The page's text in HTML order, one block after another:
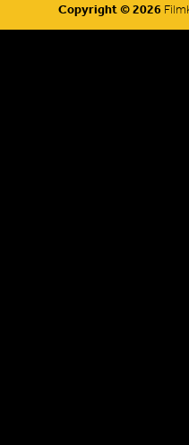
Copyright © 2026